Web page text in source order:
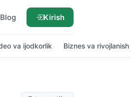
Blog Kirish
va ijodkorlik Biznes va rivojlanish